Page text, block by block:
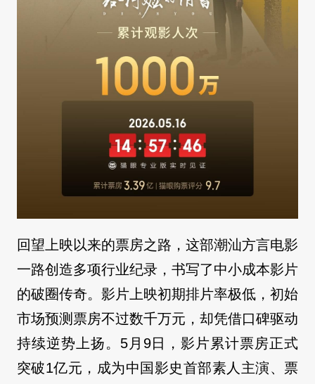
回望上映以来的票房之路，这部潮汕方言电影
一路创造多项行业纪录，书写了中小成本影片
的破圈传奇。影片上映初期排片率极低，初始
市场预测票房不过数千万元，却凭借口碑驱动
持续逆势上扬。5月9日，影片累计票房正式
突破1亿元，成为中国影史首部素人主演、票